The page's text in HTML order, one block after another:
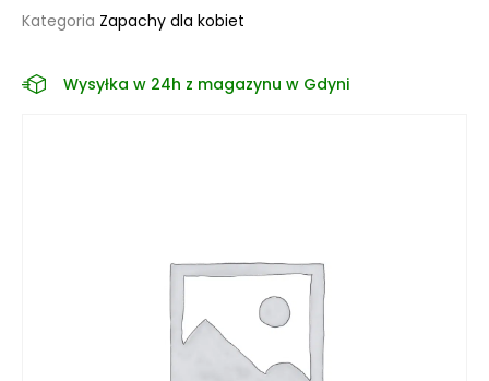
Kategoria Zapachy dla kobiet
Wysyłka w 24h z magazynu w Gdyni